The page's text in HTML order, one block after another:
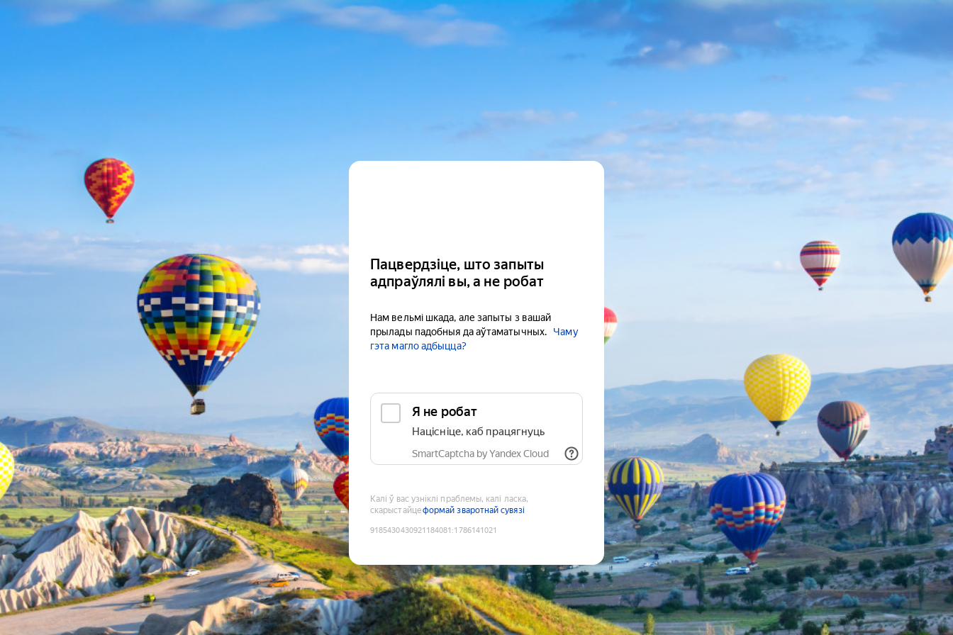
Пацвердзіце, што запыты
адпраўлялі вы, а не робат
Нам вельмі шкада, але запыты з вашай
прылады падобныя да аўтаматычных.
Чаму
гэта магло адбыцца?
Я не робат
Націсніце, каб працягнуць
SmartCaptcha by Yandex Cloud
Калі ў вас узніклі праблемы, калі ласка,
скарыстайцеформай зваротнай сувязі
9185430430921184081 :1786141021